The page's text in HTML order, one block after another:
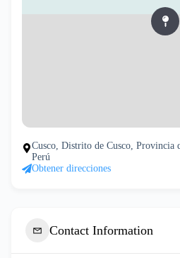
Cusco, Distrito de Cusco, Provincia
Perú
Obtener direcciones
Contact Information